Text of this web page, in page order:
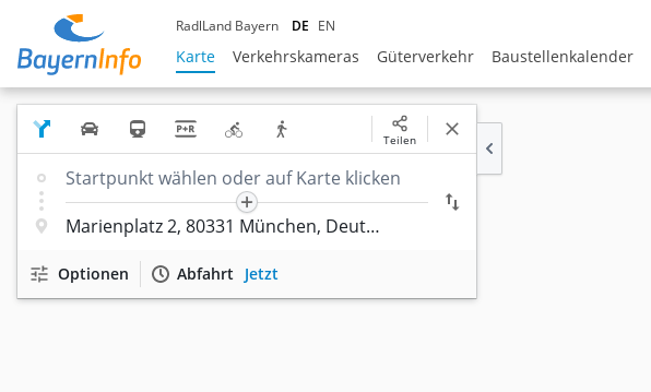
Karte Verkehrskameras Güterverkehr Baustellenkalender
RadlLand Bayern DE EN
Teilen
Optionen Abfahrt Jetzt